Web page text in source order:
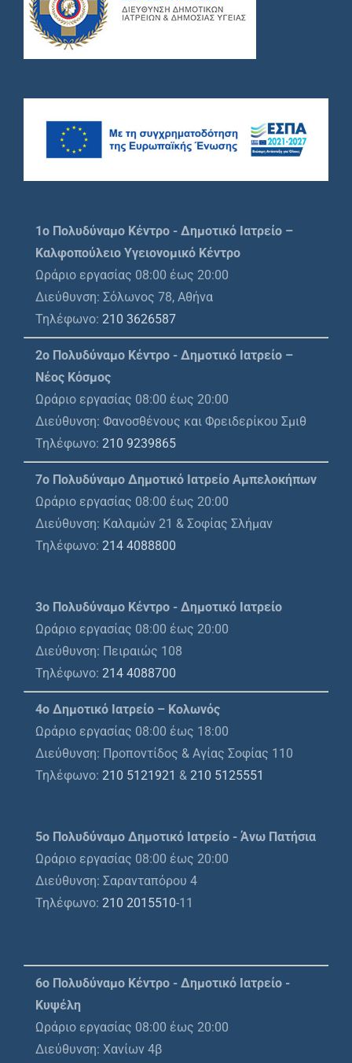
1o Πολυδύναμο Κέντρο - Δημοτικό Ιατρείο –
Καλφοπούλειο Υγειονομικό Κέντρο
Ωράριο εργασίας 08:00 έως 20:00
Διεύθυνση: Σόλωνος 78, Αθήνα
Τηλέφωνο: 210 3626587
2ο Πολυδύναμο Κέντρο - Δημοτικό Ιατρείο –
Νέος Κόσμος
Ωράριο εργασίας 08:00 έως 20:00
Διεύθυνση: Φανοσθένους και Φρειδερίκου Σμιθ
Τηλέφωνο: 210 9239865
7ο Πολυδύναμο Δημοτικό Ιατρείο Αμπελοκήπων
Ωράριο εργασίας 08:00 έως 20:00
Διεύθυνση: Καλαμών 21 & Σοφίας Σλήμαν
Τηλέφωνο: 214 4088800
3ο Πολυδύναμο Κέντρο - Δημοτικό Ιατρείο
Ωράριο εργασίας 08:00 έως 20:00
Διεύθυνση: Πειραιώς 108
Τηλέφωνο: 214 4088700
4ο Δημοτικό Ιατρείο – Κολωνός
Ωράριο εργασίας 08:00 έως 18:00
Διεύθυνση: Προποντίδος & Αγίας Σοφίας 110
Τηλέφωνο: 210 5121921 & 210 5125551
5ο Πολυδύναμο Δημοτικό Ιατρείο - Άνω Πατήσια
Ωράριο εργασίας 08:00 έως 20:00
Διεύθυνση: Σαρανταπόρου 4
Τηλέφωνο: 210 2015510-11
6ο Πολυδύναμο Κέντρο - Δημοτικό Ιατρείο -
Κυψέλη
Ωράριο εργασίας 08:00 έως 20:00
Διεύθυνση: Χανίων 4β